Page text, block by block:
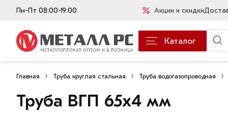
Пн-Пт 08:00-19:00 Акции и скидки
Каталог
Главная Труба круглая стальная Труба водогазопроводная
Труба ВГП 65х4 мм